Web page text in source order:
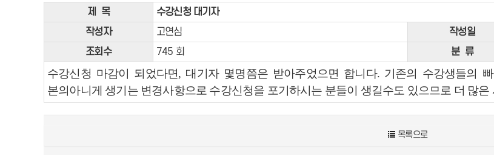
제 목
수강신청 대기자
작성자
고연심 작성일
조회수
745 회 분 류
수강신청 마감이 되었다면, 대기자 몇명쯤은 받아주었으면 합니다. 기존의 수강생들의
본의아니게 생기는 변경사항으로 수강신청을 포기하시는 분들이 생길수도 있으므로 더 많
목록으로